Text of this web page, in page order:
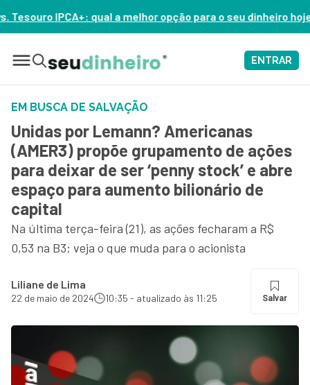
opção para o seu dinheiro hoje? – ASSISTA AGORA
ENTRAR
EM BUSCA DE SALVAÇÃO
Unidas por Lemann? Americanas
(AMER3) propõe grupamento de ações
para deixar de ser ‘penny stock’ e abre
espaço para aumento bilionário de
capital
Na última terça-feira (21), as ações fecharam a R$
0,53 na B3; veja o que muda para o acionista
Liliane de Lima
22 de maio de 2024 10:35 - atualizado às 11:25 Salvar